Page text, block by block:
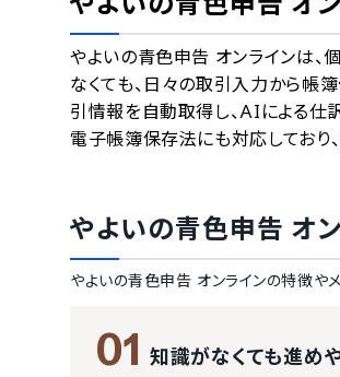
やよいの青色申告 オンラインは、
なくても、日々の取引入力から帳
引情報を自動取得し、AIによる仕
電子帳簿保存法にも対応しており
やよいの青色申告 オ
やよいの青色申告 オンラインの特徴や
01 知識がなくても進め